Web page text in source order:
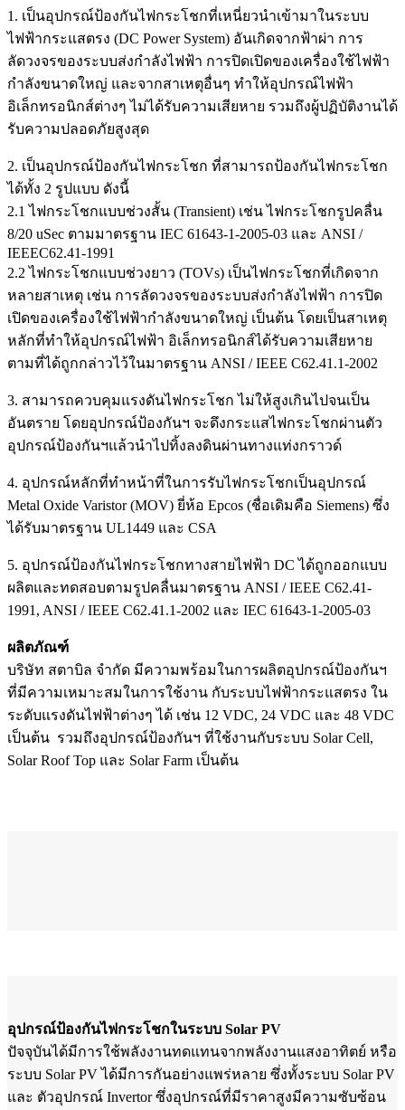
1. เป็นอุปกรณ์ป้องกันไฟกระโชกที่เหนี่ยวนำเข้ามาในระบบ
ไฟฟ้ากระแสตรง (DC Power System) อันเกิดจากฟ้าผ่า การ
ลัดวงจรของระบบส่งกำลังไฟฟ้า การปิดเปิดของเครื่องใช้ไฟฟ้า
กำลังขนาดใหญ่ และจากสาเหตุอื่นๆ ทำให้อุปกรณ์ไฟฟ้า
อิเล็กทรอนิกส์ต่างๆ ไม่ได้รับความเสียหาย รวมถึงผู้ปฏิบัติงานได้
รับความปลอดภัยสูงสุด
2. เป็นอุปกรณ์ป้องกันไฟกระโชก ที่สามารถป้องกันไฟกระโชก
ได้ทั้ง 2 รูปแบบ ดังนี้
2.1 ไฟกระโชกแบบช่วงสั้น (Transient) เช่น ไฟกระโชกรูปคลื่น
8/20 uSec ตามมาตรฐาน IEC 61643-1-2005-03 และ ANSI /
IEEEC62.41-1991
2.2 ไฟกระโชกแบบช่วงยาว (TOVs) เป็นไฟกระโชกที่เกิดจาก
หลายสาเหตุ เช่น การลัดวงจรของระบบส่งกำลังไฟฟ้า การปิด
เปิดของเครื่องใช้ไฟฟ้ากำลังขนาดใหญ่ เป็นต้น โดยเป็นสาเหตุ
หลักที่ทำให้อุปกรณ์ไฟฟ้า อิเล็กทรอนิกส์ได้รับความเสียหาย
ตามที่ได้ถูกกล่าวไว้ในมาตรฐาน ANSI / IEEE C62.41.1-2002
3. สามารถควบคุมแรงดันไฟกระโชก ไม่ให้สูงเกินไปจนเป็น
อันตราย โดยอุปกรณ์ป้องกันฯ จะดึงกระแสไฟกระโชกผ่านตัว
อุปกรณ์ป้องกันฯแล้วนำไปทิ้งลงดินผ่านทางแท่งกราวด์
4. อุปกรณ์หลักที่ทำหน้าที่ในการรับไฟกระโชกเป็นอุปกรณ์
Metal Oxide Varistor (MOV) ยี่ห้อ Epcos (ชื่อเดิมคือ Siemens) ซึ่ง
ได้รับมาตรฐาน UL1449 และ CSA
5. อุปกรณ์ป้องกันไฟกระโชกทางสายไฟฟ้า DC ได้ถูกออกแบบ
ผลิตและทดสอบตามรูปคลื่นมาตรฐาน ANSI / IEEE C62.41-
1991, ANSI / IEEE C62.41.1-2002 และ IEC 61643-1-2005-03
ผลิตภัณฑ์
บริษัท สตาบิล จำกัด มีความพร้อมในการผลิตอุปกรณ์ป้องกันฯ
ที่มีความเหมาะสมในการใช้งาน กับระบบไฟฟ้ากระแสตรง ใน
ระดับแรงดันไฟฟ้าต่างๆ ได้ เช่น 12 VDC, 24 VDC และ 48 VDC
เป็นต้น รวมถึงอุปกรณ์ป้องกันฯ ที่ใช้งานกับระบบ Solar Cell,
Solar Roof Top และ Solar Farm เป็นต้น
อุปกรณ์ป้องกันไฟกระโชกในระบบ Solar PV
ปัจจุบันได้มีการใช้พลังงานทดแทนจากพลังงานแสงอาทิตย์ หรือ
ระบบ Solar PV ได้มีการกันอย่างแพร่หลาย ซึ่งทั้งระบบ Solar PV
และ ตัวอุปกรณ์ Invertor ซึ่งอุปกรณ์ที่มีราคาสูงมีความซับซ้อน